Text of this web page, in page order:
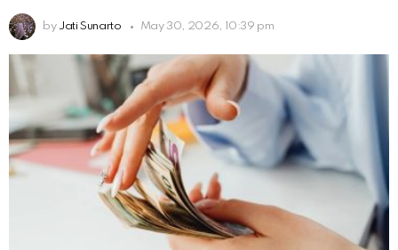
by Jati Sunarto May 30, 2026, 10:39 pm